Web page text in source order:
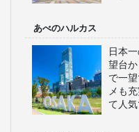
の写
には
びます
ユニバーサルスタジオジ